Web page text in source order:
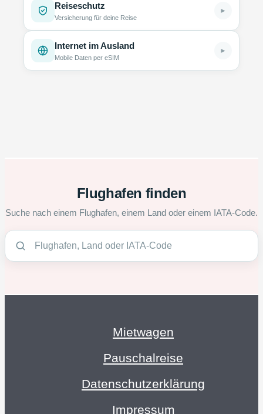
Reiseschutz
Versicherung für deine Reise
►
Internet im Ausland
Mobile Daten per eSIM
►
Flughafen finden
Suche nach einem Flughafen, einem Land oder einem IATA-Code.
Mietwagen
Pauschalreise
Datenschutzerklärung
Impressum